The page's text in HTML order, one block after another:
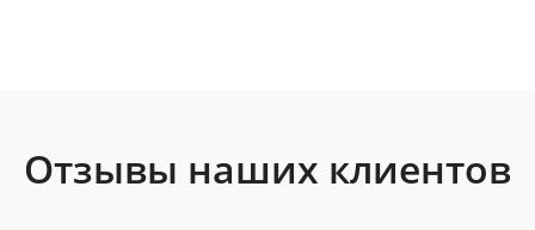
Отзывы наших клиентов